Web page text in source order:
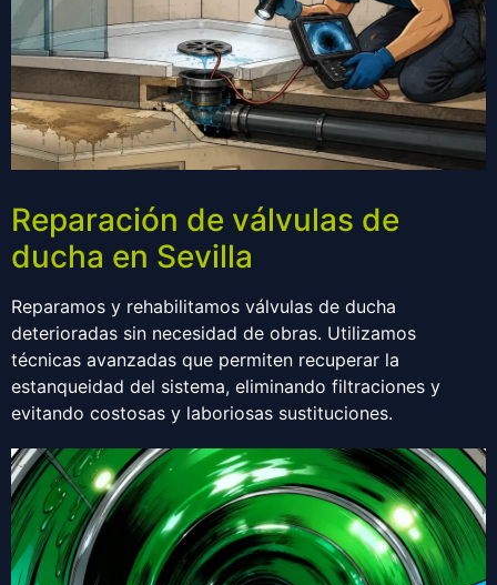
Reparación de válvulas de
ducha en Sevilla
Reparamos y rehabilitamos válvulas de ducha
deterioradas sin necesidad de obras. Utilizamos
técnicas avanzadas que permiten recuperar la
estanqueidad del sistema, eliminando filtraciones y
evitando costosas y laboriosas sustituciones.